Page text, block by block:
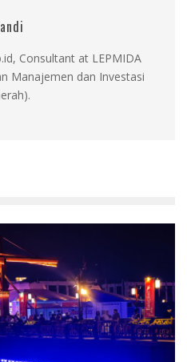
Consultant at LEPMIDA
Manajemen dan Investasi